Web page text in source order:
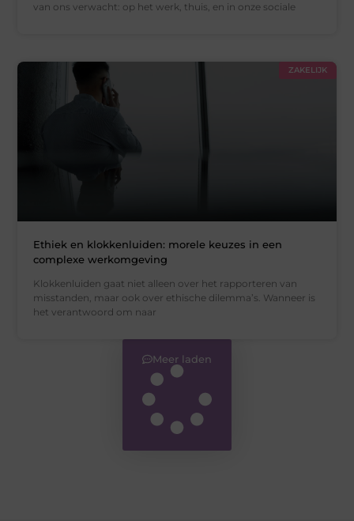
van ons verwacht: op het werk, thuis, en in onze sociale
ZAKELIJK
Ethiek en klokkenluiden: morele keuzes in een
complexe werkomgeving
Klokkenluiden gaat niet alleen over het rapporteren van
misstanden, maar ook over ethische dilemma’s. Wanneer is
het verantwoord om naar
Meer laden